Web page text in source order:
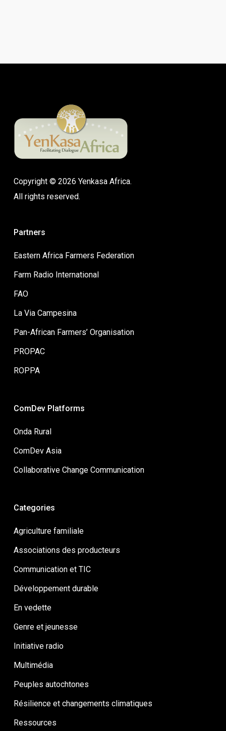
Copyright © 2026 Yenkasa Africa.
All rights reserved.
Partners
Eastern Africa Farmers Federation
Farm Radio International
FAO
La Via Campesina
Pan-African Farmers’ Organisation
PROPAC
ROPPA
ComDev Platforms
Onda Rural
ComDev Asia
Collaborative Change Communication
Categories
Agriculture familiale
Associations des producteurs
Communication et TIC
Développement durable
En vedette
Genre et jeunesse
Initiative radio
Multimédia
Peuples autochtones
Résilience et changements climatiques
Ressources